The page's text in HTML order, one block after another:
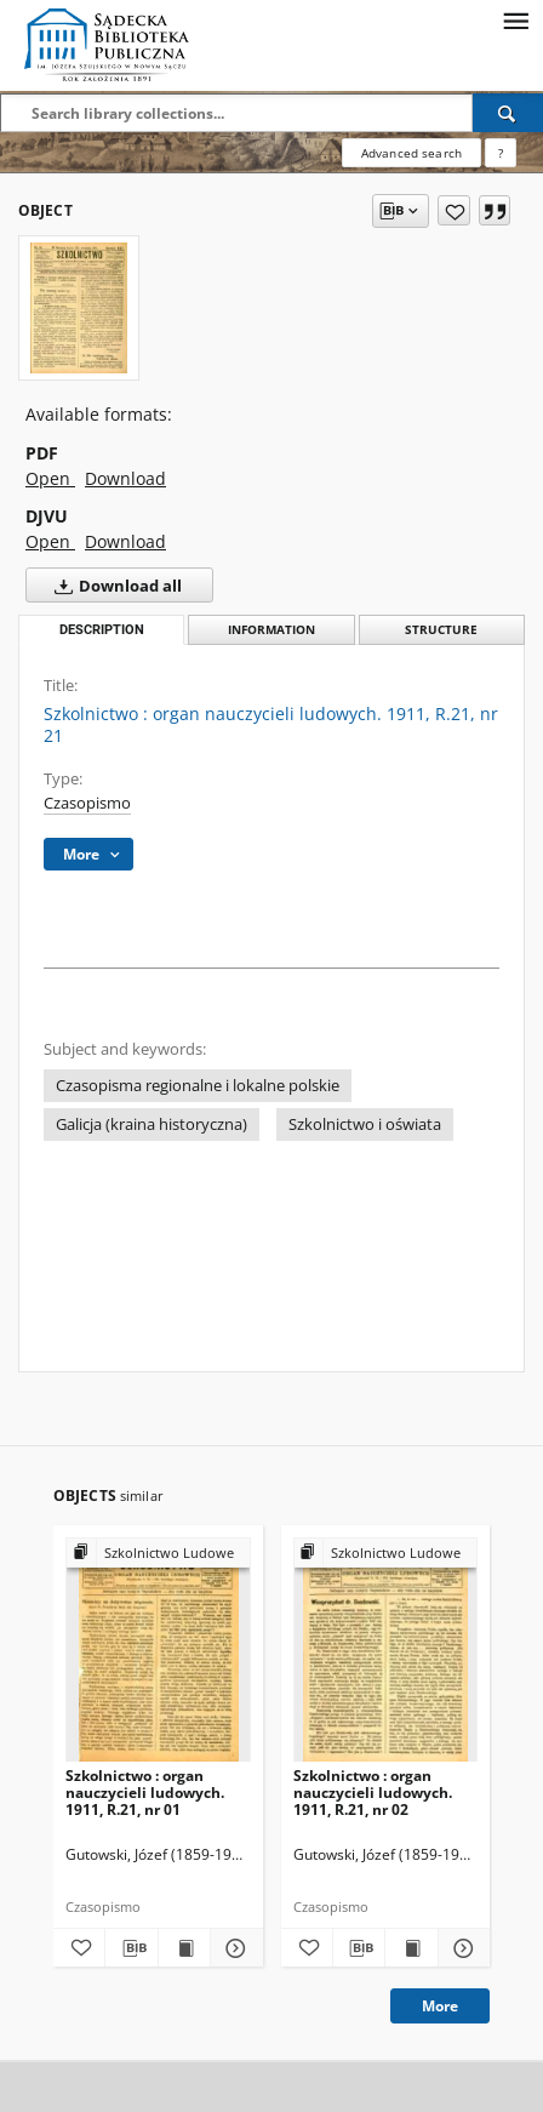
Advanced search ?
OBJECT
Available formats:
PDF
Open
Download
DJVU
Open
Download
Download all
DESCRIPTION INFORMATION STRUCTURE
Title:
Szkolnictwo : organ nauczycieli ludowych. 1911, R.21, nr
21
Type:
Czasopismo
More
Subject and keywords:
Czasopisma regionalne i lokalne polskie
Galicja (kraina historyczna)
Szkolnictwo i oświata
OBJECTS similar
Szkolnictwo Ludowe
Szkolnictwo : organ
nauczycieli ludowych.
1911, R.21, nr 01
Gutowski, Józef (1859-1916). Redaktor
Czasopismo
Szkolnictwo Ludowe
Szkolnictwo : organ
nauczycieli ludowych.
1911, R.21, nr 02
Gutowski, Józef (1859-1916).
Czasopismo
More